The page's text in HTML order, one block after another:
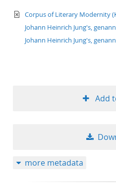
text/xml
Corpus of Literary Modernity
Johann Heinrich Jung's,
Johann Heinrich Jung's,
Add
more metadata